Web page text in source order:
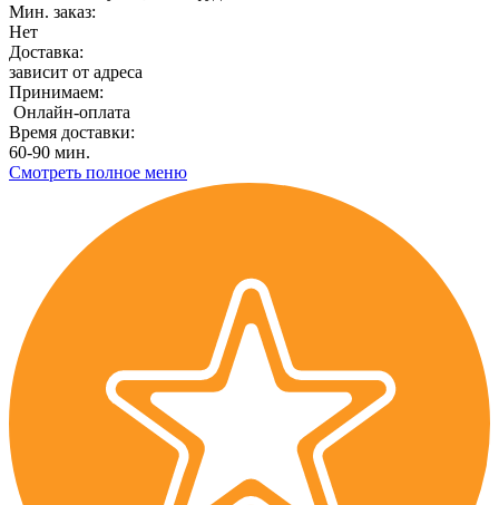
Мин. заказ:
Нет
Доставка:
зависит от адреса
Принимаем:
Онлайн-оплата
Время доставки:
60-90 мин.
Смотреть полное меню